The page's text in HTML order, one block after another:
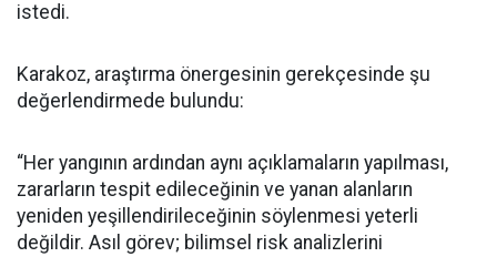
istedi.
Karakoz, araştırma önergesinin gerekçesinde şu
değerlendirmede bulundu:
“Her yangının ardından aynı açıklamaların yapılması,
zararların tespit edileceğinin ve yanan alanların
yeniden yeşillendirileceğinin söylenmesi yeterli
değildir. Asıl görev; bilimsel risk analizlerini